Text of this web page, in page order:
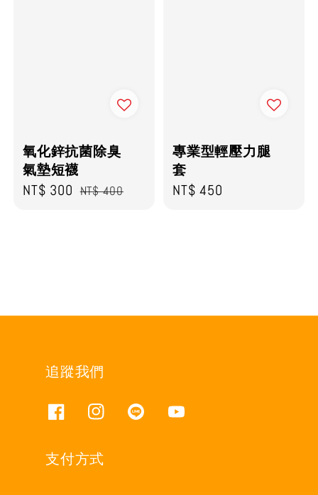
氧化鋅抗菌除臭
氣墊短襪
Sale
NT$ 300 Regular
NT$ 400
專業型輕壓力腿
套
Regular
NT$ 450
追蹤我們
支付方式